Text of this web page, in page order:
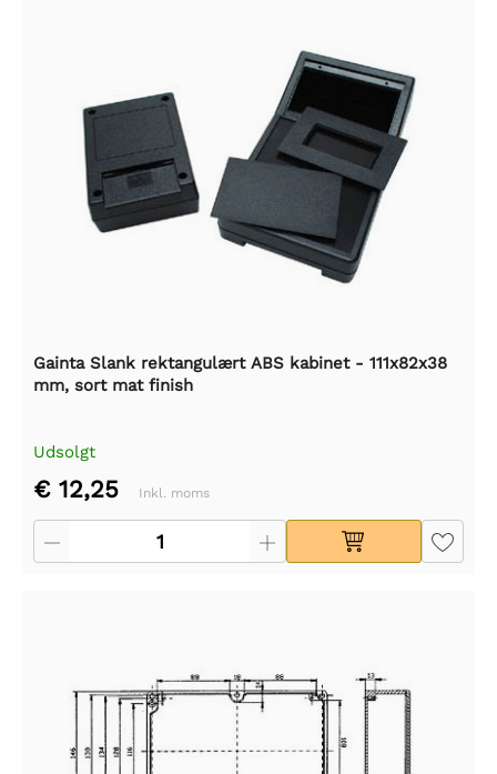
Gainta Slank rektangulært ABS kabinet - 111x82x38
mm, sort mat finish
Udsolgt
€ 12,25 Inkl. moms